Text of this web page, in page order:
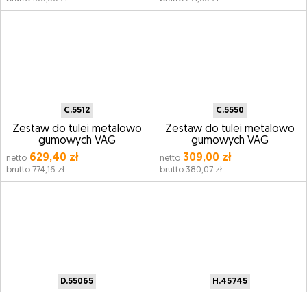
C.5512
Zestaw do tulei metalowo
gumowych VAG
netto 629,40 zł
brutto 774,16 zł
C.5550
Zestaw do tulei metalowo
gumowych VAG
netto309,00 zł
brutto 380,07 zł
D.55065 H.45745